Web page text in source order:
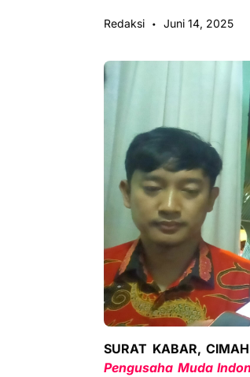
Redaksi Juni 14, 2025
SURAT KABAR,
Pengusaha Muda